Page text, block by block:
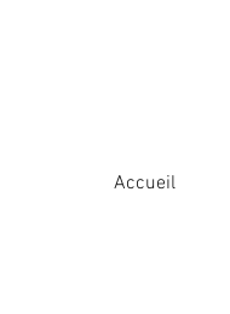
Accueil